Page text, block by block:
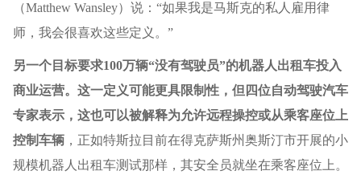
（Matthew Wansley）说：“如果我是马斯克的私人雇用律
师，我会很喜欢这些定义。”
另一个目标要求100万辆“没有驾驶员”的机器人出租车投入
商业运营。这一定义可能更具限制性，但四位自动驾驶汽车
专家表示，这也可以被解释为允许远程操控或从乘客座位上
控制车辆，正如特斯拉目前在得克萨斯州奥斯汀市开展的小
规模机器人出租车测试那样，其安全员就坐在乘客座位上。